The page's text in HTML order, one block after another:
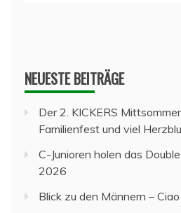
NEUESTE BEITRÄGE
Der 2. KICKERS
Familienfest und viel
C-Junioren holen das
2026
Blick zu den Männern –